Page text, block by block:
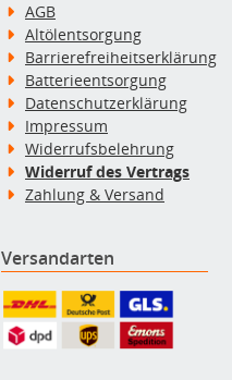
AGB
Altölentsorgung
Barrierefreiheitserklärung
Batterieentsorgung
Datenschutzerklärung
Impressum
Widerrufsbelehrung
Widerruf des Vertrags
Zahlung & Versand
Versandarten